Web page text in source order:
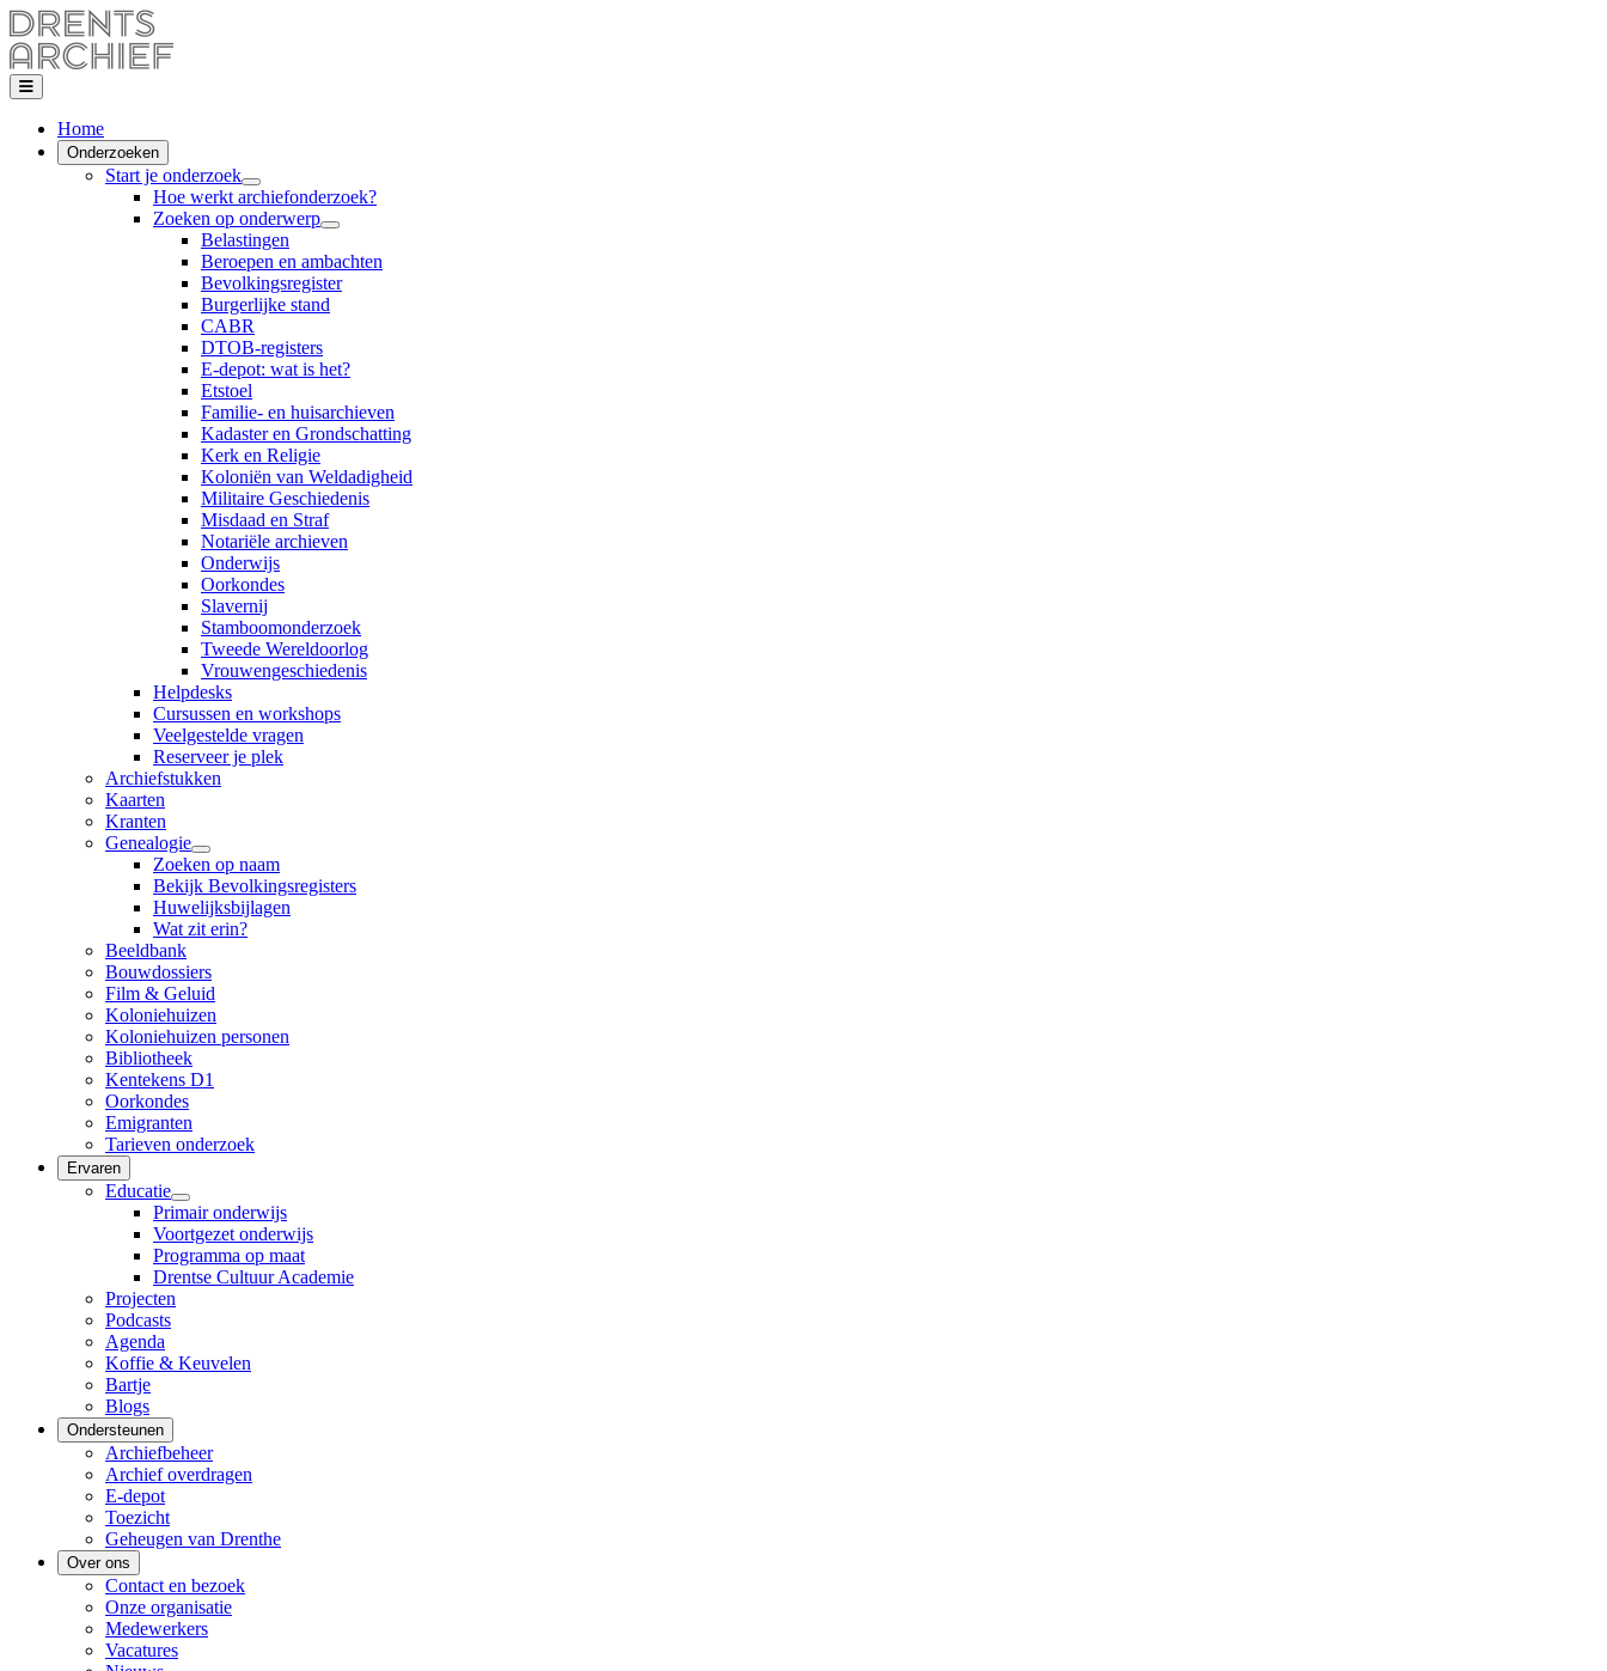
Home
Onderzoeken
Start je onderzoek
Hoe werkt archiefonderzoek?
Zoeken op onderwerp
Belastingen
Beroepen en ambachten
Bevolkingsregister
Burgerlijke stand
CABR
DTOB-registers
E-depot: wat is het?
Etstoel
Familie- en huisarchieven
Kadaster en Grondschatting
Kerk en Religie
Koloniën van Weldadigheid
Militaire Geschiedenis
Misdaad en Straf
Notariële archieven
Onderwijs
Oorkondes
Slavernij
Stamboomonderzoek
Tweede Wereldoorlog
Vrouwengeschiedenis
Helpdesks
Cursussen en workshops
Veelgestelde vragen
Reserveer je plek
Archiefstukken
Kaarten
Kranten
Genealogie
Zoeken op naam
Bekijk Bevolkingsregisters
Huwelijksbijlagen
Wat zit erin?
Beeldbank
Bouwdossiers
Film & Geluid
Koloniehuizen
Koloniehuizen personen
Bibliotheek
Kentekens D1
Oorkondes
Emigranten
Tarieven onderzoek
Ervaren
Educatie
Primair onderwijs
Voortgezet onderwijs
Programma op maat
Drentse Cultuur Academie
Projecten
Podcasts
Agenda
Koffie & Keuvelen
Bartje
Blogs
Ondersteunen
Archiefbeheer
Archief overdragen
E-depot
Toezicht
Geheugen van Drenthe
Over ons
Contact en bezoek
Onze organisatie
Medewerkers
Vacatures